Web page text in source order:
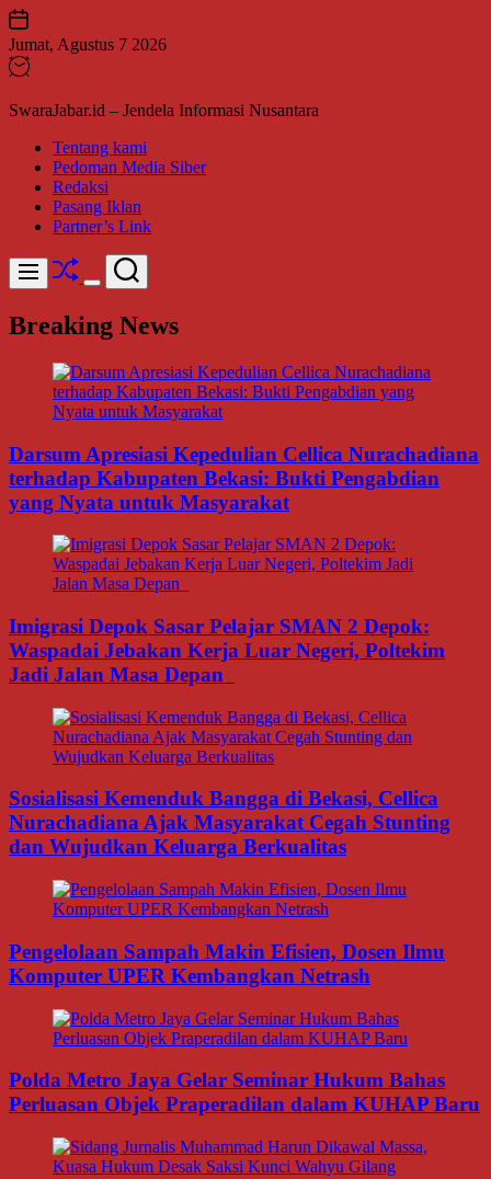
Skip
to
content
Jumat, Agustus 7 2026
SwaraJabar.id – Jendela Informasi Nusantara
Tentang kami
Pedoman Media Siber
Redaksi
Pasang Iklan
Partner’s Link
Menu Shuffle
Switch
mode
Search
Breaking News
Darsum Apresiasi Kepedulian Cellica Nurachadiana
terhadap Kabupaten Bekasi: Bukti Pengabdian
yang Nyata untuk Masyarakat
Imigrasi Depok Sasar Pelajar SMAN 2 Depok:
Waspadai Jebakan Kerja Luar Negeri, Poltekim
Jadi Jalan Masa Depan
Sosialisasi Kemenduk Bangga di Bekasi, Cellica
Nurachadiana Ajak Masyarakat Cegah Stunting
dan Wujudkan Keluarga Berkualitas
Pengelolaan Sampah Makin Efisien, Dosen Ilmu
Komputer UPER Kembangkan Netrash
Polda Metro Jaya Gelar Seminar Hukum Bahas
Perluasan Objek Praperadilan dalam KUHAP Baru